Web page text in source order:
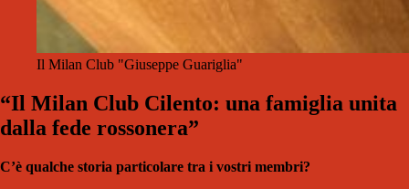
Il Milan Club "Giuseppe Guariglia"
“Il Milan Club Cilento: una famiglia unita
dalla fede rossonera”
C’è qualche storia particolare tra i vostri membri?